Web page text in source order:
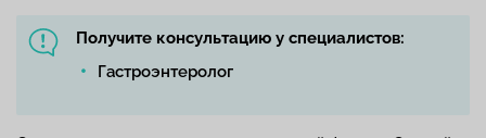
Получите консультацию у специалистов:
Гастроэнтеролог